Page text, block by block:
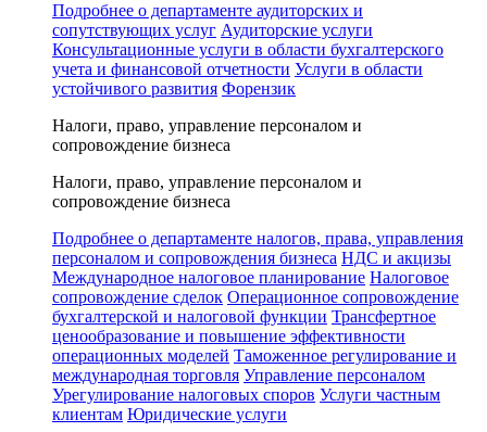
Подробнее о департаменте аудиторских и
сопутствующих услуг Аудиторские услуги
Консультационные услуги в области бухгалтерского
учета и финансовой отчетности Услуги в области
устойчивого развития Форензик
Налоги, право, управление персоналом и
сопровождение бизнеса
Налоги, право, управление персоналом и
сопровождение бизнеса
Подробнее о департаменте налогов, права, управления
персоналом и сопровождения бизнеса НДС и акцизы
Международное налоговое планирование Налоговое
сопровождение сделок Операционное сопровождение
бухгалтерской и налоговой функции Трансфертное
ценообразование и повышение эффективности
операционных моделей Таможенное регулирование и
международная торговля Управление персоналом
Урегулирование налоговых споров Услуги частным
клиентам Юридические услуги